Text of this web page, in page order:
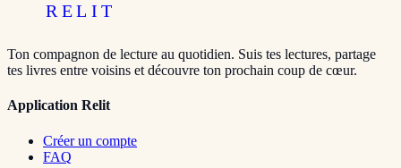
RELIT
Ton compagnon de lecture au quotidien. Suis tes lectures, partage
tes livres entre voisins et découvre ton prochain coup de cœur.
Application Relit
Créer un compte
FAQ